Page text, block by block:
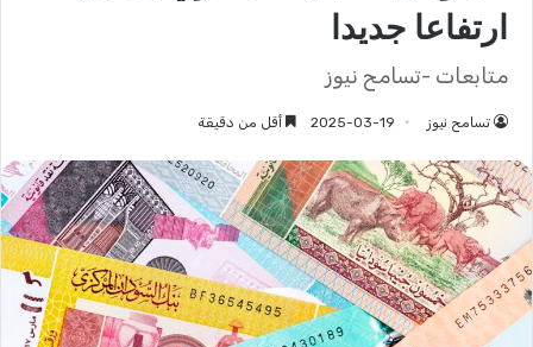
ارتفاعا جديدا
متابعات -تسامح نيوز
تسامح نيوز 2025-03-19 أقل من دقيقة